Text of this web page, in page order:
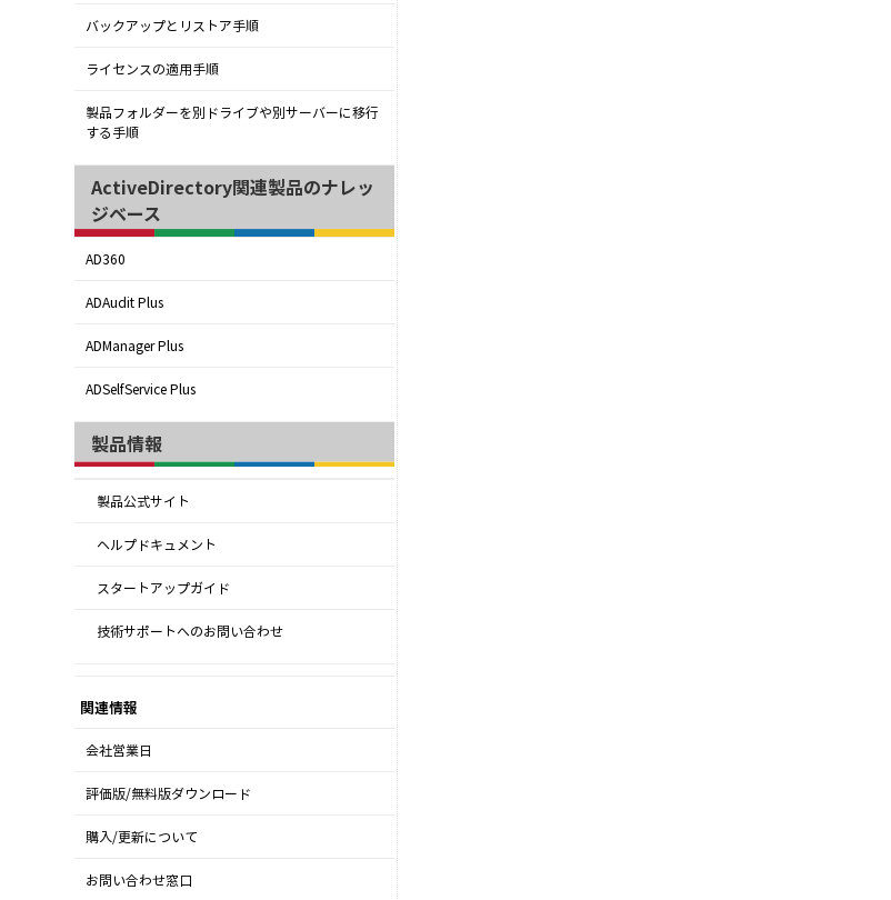
バックアップとリストア手順
ライセンスの適用手順
製品フォルダーを別ドライブや別サーバーに移行
する手順
ActiveDirectory関連製品のナレッ
ジベース
AD360
ADAudit Plus
ADManager Plus
ADSelfService Plus
製品情報
製品公式サイト
ヘルプドキュメント
スタートアップガイド
技術サポートへのお問い合わせ
関連情報
会社営業日
評価版/無料版ダウンロード
購入/更新について
お問い合わせ窓口